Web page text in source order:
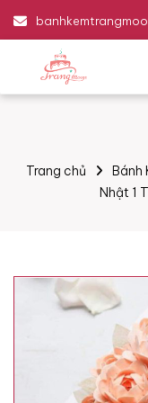
Trang chủ Bánh
Nhật 1